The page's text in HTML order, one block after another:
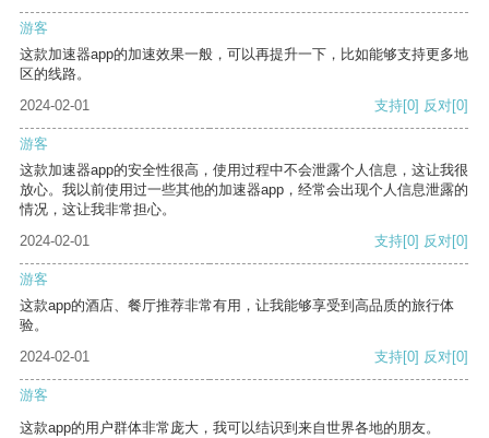
游客
这款加速器app的加速效果一般，可以再提升一下，比如能够支持更多地
区的线路。
2024-02-01
支持[0] 反对[0]
游客
这款加速器app的安全性很高，使用过程中不会泄露个人信息，这让我很
放心。我以前使用过一些其他的加速器app，经常会出现个人信息泄露的
情况，这让我非常担心。
2024-02-01
支持[0] 反对[0]
游客
这款app的酒店、餐厅推荐非常有用，让我能够享受到高品质的旅行体
验。
2024-02-01
支持[0] 反对[0]
游客
这款app的用户群体非常庞大，我可以结识到来自世界各地的朋友。